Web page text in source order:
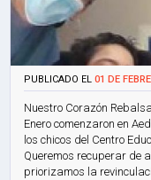
PUBLICADO EL01 DE
Nuestro Corazón
Enero comenzaron en
los chicos del Centro
Queremos recuperar de
priorizamos la